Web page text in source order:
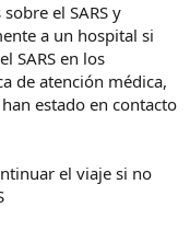
el SARS y
a un hospital si
SARS en los
de atención médica,
estado en contacto
el viaje si no